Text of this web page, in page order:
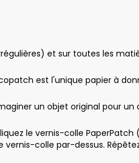
et sur toutes les
est l'unique papier à
un objet original pour un
le vernis-colle
colle par-dessus.